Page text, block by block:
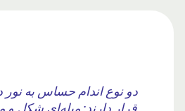
دو نوع اندام حساس به
قرار دارند: میله‌ای